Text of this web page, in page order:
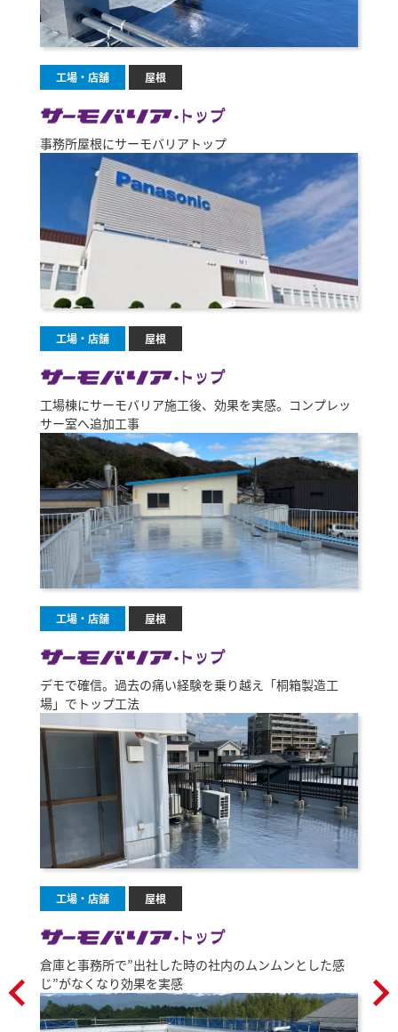
工場・店舗 屋根
事務所屋根にサーモバリアトップ
工場・店舗 屋根
工場棟にサーモバリア施工後、効果を実感。コンプレッ
サー室へ追加工事
工場・店舗 屋根
デモで確信。過去の痛い経験を乗り越え「桐箱製造工
場」でトップ工法
工場・店舗 屋根
倉庫と事務所で”出社した時の社内のムンムンとした感
じ”がなくなり効果を実感